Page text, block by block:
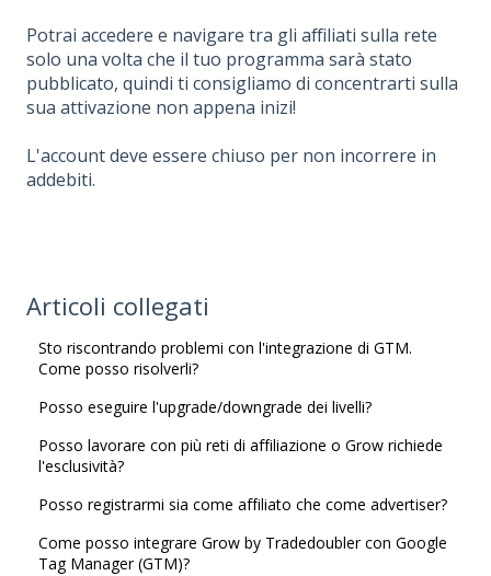
Potrai accedere e navigare tra gli affiliati sulla rete
solo una volta che il tuo programma sarà stato
pubblicato, quindi ti consigliamo di concentrarti sulla
sua attivazione non appena inizi!
L'account deve essere chiuso per non incorrere in
addebiti.
Articoli collegati
Sto riscontrando problemi con l'integrazione di GTM.
Come posso risolverli?
Posso eseguire l'upgrade/downgrade dei livelli?
Posso lavorare con più reti di affiliazione o Grow richiede
l'esclusività?
Posso registrarmi sia come affiliato che come advertiser?
Come posso integrare Grow by Tradedoubler con Google
Tag Manager (GTM)?